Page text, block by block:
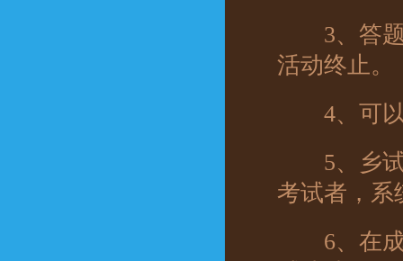
3、答题
活动终止。
4、可以
5、乡试
考试者，系
6、在成